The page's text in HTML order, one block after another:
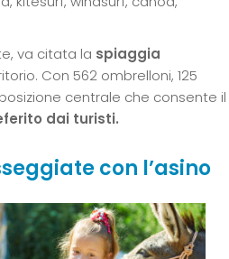
va citata la spiaggia
Con 562 ombrelloni, 125
centrale che consente il
dai turisti.
con l’asino